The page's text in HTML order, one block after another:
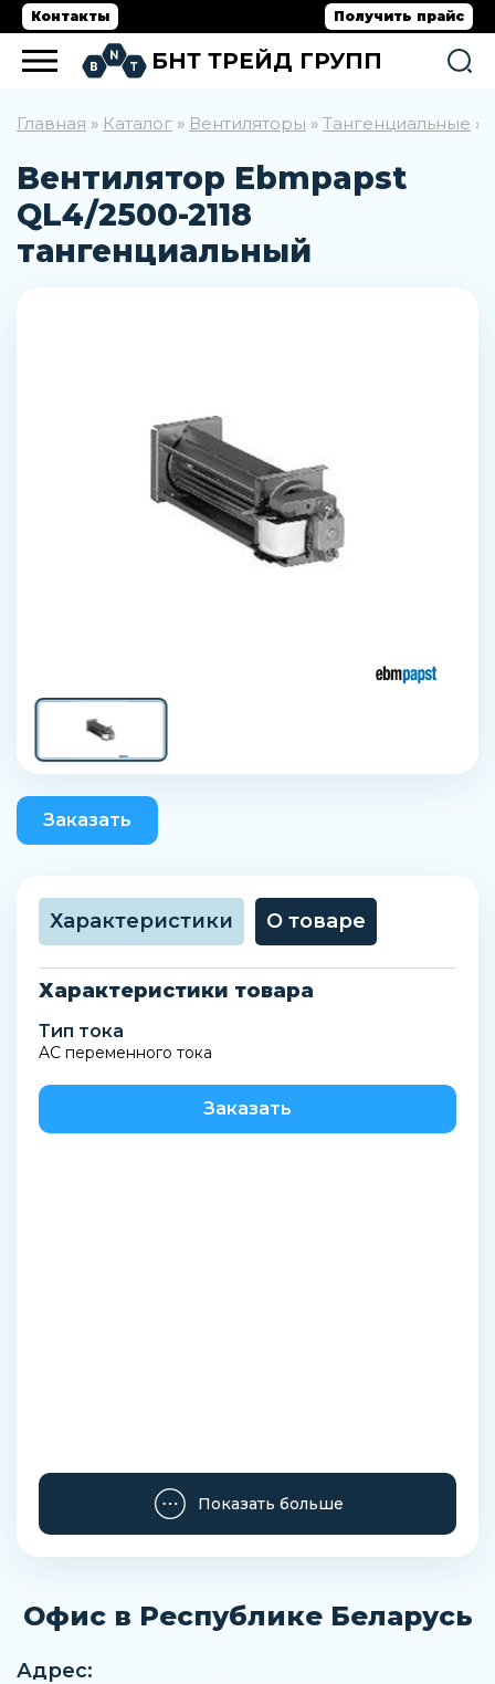
Контакты Получить прайс
БНТ ТРЕЙД ГРУПП
Главная » Каталог » Вентиляторы » Тангенциальные »
Вентилятор Ebmpapst
QL4/2500-2118
тангенциальный
Заказать
Характеристики О товаре
Характеристики товара
Тип тока
AC переменного тока
Заказать
Показать больше
Офис в Республике Беларусь
Адрес: